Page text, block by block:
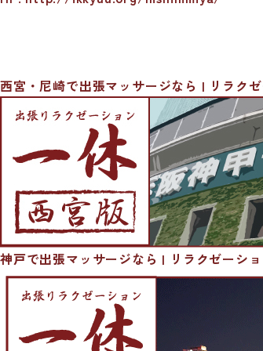
西宮・尼崎で出張マッサージなら | リラク
神戸で出張マッサージなら | リラクゼーシ